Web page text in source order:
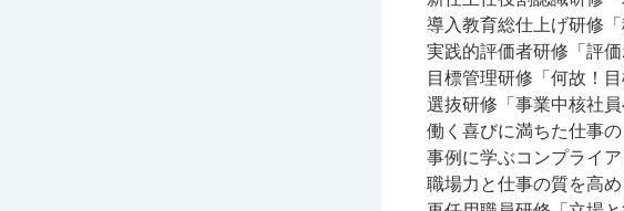
導入教育総仕上げ研修
実践的評価者研修「評
目標管理研修「何故！目
選抜研修「事業中核社員
働く喜びに満ちた仕事
事例に学ぶコンプライ
職場力と仕事の質を高